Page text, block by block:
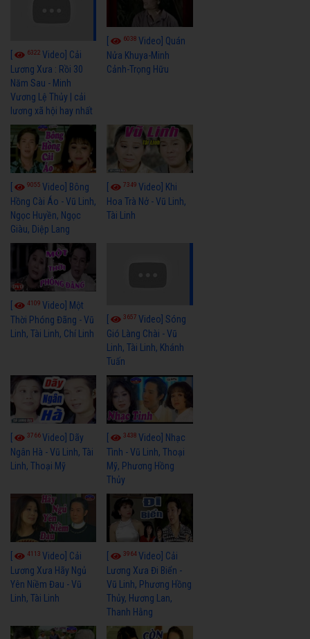
6322 Video] Cải
Lương Xưa : Rồi 30
Năm Sau - Minh
Vương Lệ Thủy | cải
lương xã hội hay nhất
6038Video] Quán
Nửa Khuya-Minh
Cảnh-Trọng Hữu
9055 Video] Bông
Hồng Cài Áo - Vũ Linh,
Ngọc Huyền, Ngọc
Giàu, Diệp Lang
7349Video] Khi
Hoa Trà Nở - Vũ Linh,
Tài Linh
4109 Video] Một
Thời Phóng Đãng - Vũ
Linh, Tài Linh, Chí Linh
3657Video] Sóng
Gió Làng Chài - Vũ
Linh, Tài Linh, Khánh
Tuấn
3766Video] Dãy
Ngân Hà - Vũ Linh, Tài
Linh, Thoại Mỹ
3438Video] Nhạc
Tình - Vũ Linh, Thoại
Mỹ, Phương Hồng
Thủy
4113 Video] Cải
Lương Xưa Hãy Ngủ
Yên Niềm Đau - Vũ
Linh, Tài Linh
3964Video] Cải
Lương Xưa Đi Biển -
Vũ Linh, Phương Hồng
Thủy, Hương Lan,
Thanh Hằng